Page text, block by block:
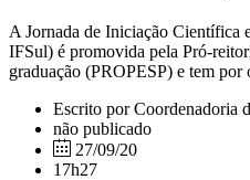
A Jornada de Iniciação Científica
IFSul) é promovida pela Pró-
graduação (PROPESP) e tem
Escrito por Coordenadoria
não publicado
27/09/20
17h27